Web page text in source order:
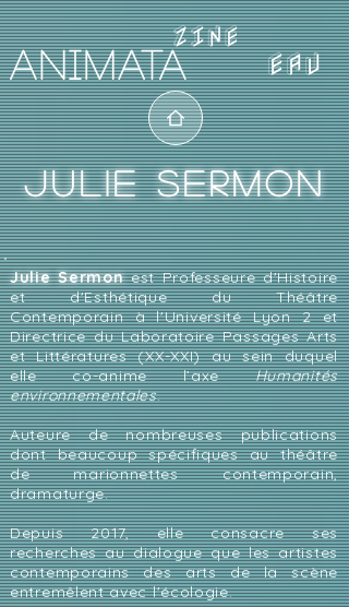
EAU
JULIE SERMON
Julie Sermonest Professeure d'Histoire
et d'Esthétique du Théâtre
Contemporain à l'Université Lyon 2 et
Directrice du Laboratoire Passages Arts
et Littératures (XX-XXI) au sein duquel
elle co-anime l’axeHumanités
environnementales.
Auteure de nombreuses publications
dont beaucoup spécifiques au théâtre
de marionnettes contemporain,
dramaturge.
Depuis 2017, elle consacre ses
recherches au dialogue que les artistes
contemporains des arts de la scène
entremêlent avec l'écologie.